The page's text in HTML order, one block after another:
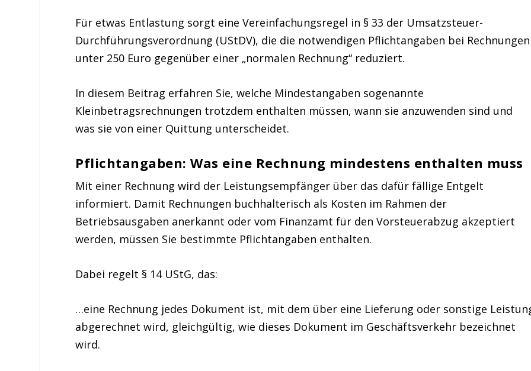
Für etwas Entlastung sorgt eine Vereinfachungsregel in § 33 der Umsatzsteuer-
Durchführungsverordnung (UStDV), die die notwendigen Pflichtangaben bei Rechnungen
unter 250 Euro gegenüber einer „normalen Rechnung“ reduziert.
In diesem Beitrag erfahren Sie, welche Mindestangaben sogenannte
Kleinbetragsrechnungen trotzdem enthalten müssen, wann sie anzuwenden sind und
was sie von einer Quittung unterscheidet.
Pflichtangaben: Was eine Rechnung mindestens enthalten muss
Mit einer Rechnung wird der Leistungsempfänger über das dafür fällige Entgelt
informiert. Damit Rechnungen buchhalterisch als Kosten im Rahmen der
Betriebsausgaben anerkannt oder vom Finanzamt für den Vorsteuerabzug akzeptiert
werden, müssen Sie bestimmte Pflichtangaben enthalten.
Dabei regelt § 14 UStG, das:
…eine Rechnung jedes Dokument ist, mit dem über eine Lieferung oder sonstige
abgerechnet wird, gleichgültig, wie dieses Dokument im Geschäftsverkehr bezeichnet
wird.